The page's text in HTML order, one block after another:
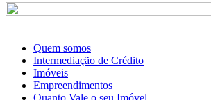
Quem somos
Intermediação de Crédito
Imóveis
Empreendimentos
Quanto Vale o seu Imóvel